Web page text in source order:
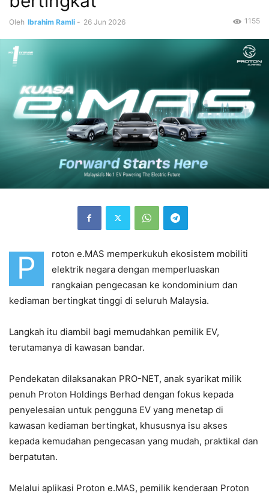
Oleh Ibrahim Ramli - 26 Jun 2026 1155
P
roton e.MAS memperkukuh ekosistem mobiliti
elektrik negara dengan memperluaskan
rangkaian pengecasan ke kondominium dan
kediaman bertingkat tinggi di seluruh Malaysia.
Langkah itu diambil bagi memudahkan pemilik EV,
terutamanya di kawasan bandar.
Pendekatan dilaksanakan PRO-NET, anak syarikat milik
penuh Proton Holdings Berhad dengan fokus kepada
penyelesaian untuk pengguna EV yang menetap di
kawasan kediaman bertingkat, khususnya isu akses
kepada kemudahan pengecasan yang mudah, praktikal dan
berpatutan.
Melalui aplikasi Proton e.MAS, pemilik kenderaan Proton